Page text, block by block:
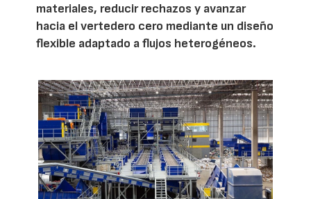
materiales, reducir rechazos y avanzar
hacia el vertedero cero mediante un diseño
flexible adaptado a flujos heterogéneos.